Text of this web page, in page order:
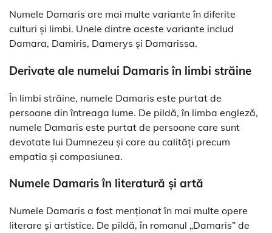
Numele Damaris are mai multe variante în diferite
culturi și limbi. Unele dintre aceste variante includ
Damara, Damiris, Damerys și Damarissa.
Derivate ale numelui Damaris în limbi străine
În limbi străine, numele Damaris este purtat de
persoane din întreaga lume. De pildă, în limba engleză,
numele Damaris este purtat de persoane care sunt
devotate lui Dumnezeu și care au calități precum
empatia și compasiunea.
Numele Damaris în literatură și artă
Numele Damaris a fost menționat în mai multe opere
literare și artistice. De pildă, în romanul „Damaris” de